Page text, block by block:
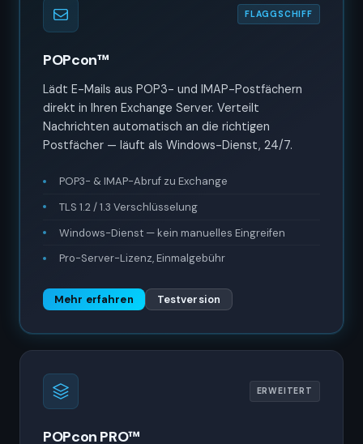
FLAGGSCHIFF
POPcon™
Lädt E-Mails aus POP3- und IMAP-Postfächern
direkt in Ihren Exchange Server. Verteilt
Nachrichten automatisch an die richtigen
Postfächer — läuft als Windows-Dienst, 24/7.
POP3- & IMAP-Abruf zu Exchange
TLS 1.2 / 1.3 Verschlüsselung
Windows-Dienst — kein manuelles Eingreifen
Pro-Server-Lizenz, Einmalgebühr
Mehr erfahren Testversion
ERWEITERT
POPcon PRO™